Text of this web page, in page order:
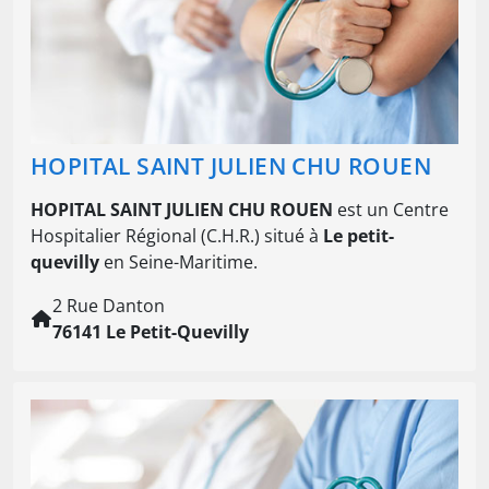
HOPITAL SAINT JULIEN CHU ROUEN
HOPITAL SAINT JULIEN CHU ROUEN est un Centre
Hospitalier Régional (C.H.R.) situé à Le petit-
quevilly en Seine-Maritime.
2 Rue Danton
76141 Le Petit-Quevilly